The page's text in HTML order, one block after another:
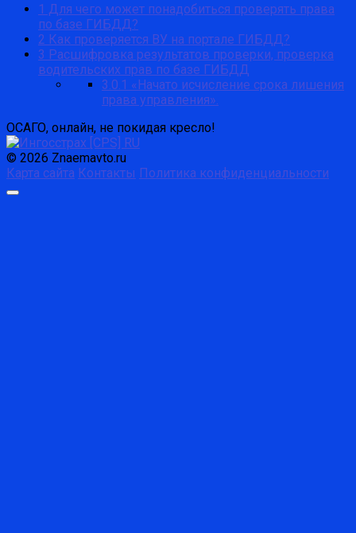
1 Для чего может понадобиться проверять права
по базе ГИБДД?
2 Как проверяется ВУ на портале ГИБДД?
3 Расшифровка результатов проверки, проверка
водительских прав по базе ГИБДД
3.0.1 «Начато исчисление срока лишения
права управления».
ОСАГО, онлайн, не покидая кресло!
© 2026 Znaemavto.ru
Карта сайта Контакты Политика конфиденциальности